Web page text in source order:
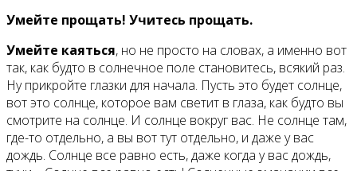
Умейте прощать! Учитесь прощать.
Умейте каяться, но не просто на словах, а именно вот
так, как будто в солнечное поле становитесь, всякий раз.
Ну прикройте глазки для начала. Пусть это будет солнце,
вот это солнце, которое вам светит в глаза, как будто вы
смотрите на солнце. И солнце вокруг вас. Не солнце там,
где-то отдельно, а вы вот тут отдельно, и даже у вас
дождь. Солнце все равно есть, даже когда у вас дождь,